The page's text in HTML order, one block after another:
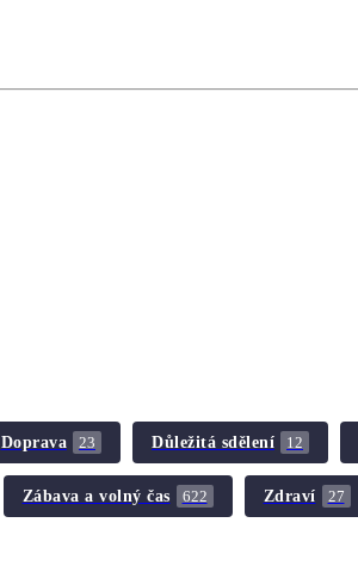
Doprava 23 Důležitá sdělení 12
Zábava a volný čas 622 Zdraví 27